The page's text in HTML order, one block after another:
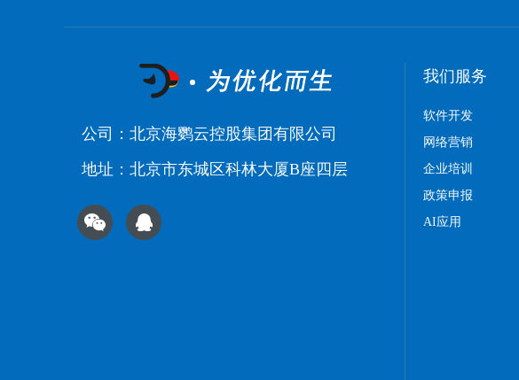
公司：北京海鹦云控股集团有限公司
地址：北京市东城区科林大厦B座四层
我们服务
软件开发
网络营销
企业培训
政策申报
AI应用